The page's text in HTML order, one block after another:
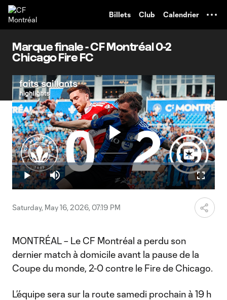
Billets Club Calendrier
Marque finale - CF Montréal 0-2
Chicago Fire FC
Play
Video
Play Mute
Loaded:
2.38%
Saturday, May 16, 2026, 07:19 PM
MONTRÉAL – Le CF Montréal a perdu son
dernier match à domicile avant la pause de la
Coupe du monde, 2-0 contre le Fire de Chicago.
L’équipe sera sur la route samedi prochain à 19 h